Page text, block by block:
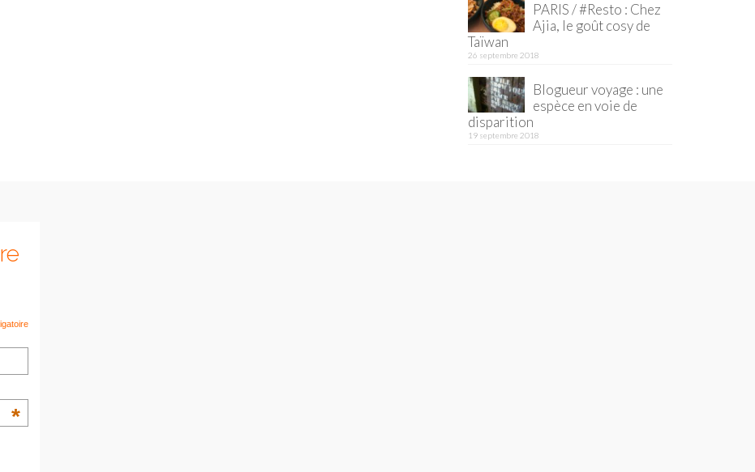
PARIS / #Resto : Chez
Ajia, le goût cosy de
Taïwan
26 septembre 2018
Blogueur voyage : une
espèce en voie de
disparition
19 septembre 2018
*